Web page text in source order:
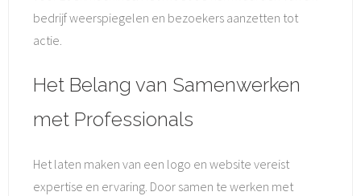
bedrijf weerspiegelen en bezoekers aanzetten tot
actie.
Het Belang van Samenwerken
met Professionals
Het laten maken van een logo en website vereist
expertise en ervaring. Door samen te werken met